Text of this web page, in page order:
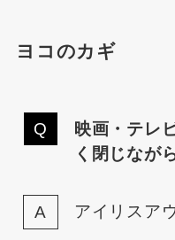
ヨコのカギ
映画・テレ
く閉じなが
アイリスア